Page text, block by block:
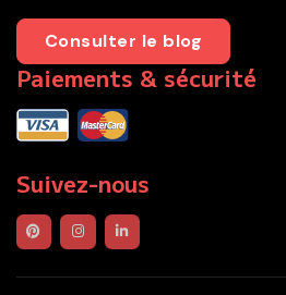
Consulter le blog
Paiements & sécurité
Suivez-nous